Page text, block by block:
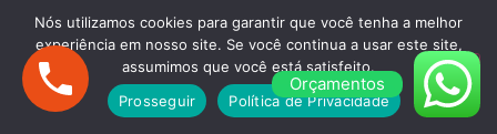
moderna para transportar seus móveis e objetos
comcuidado e eficiência. Seja umamudança
residencial ou comercial , garantimospreços
justos e atendimento personalizado. Solicite um
Orçamentos
Nós utilizamos cookies para garantir que você tenha a melhor
experiência em nosso site. Se você continua a usar este site,
assumimos que você está satisfeito.
Prosseguir
Política de Privacidade